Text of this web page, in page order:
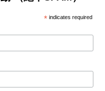
* indicates required